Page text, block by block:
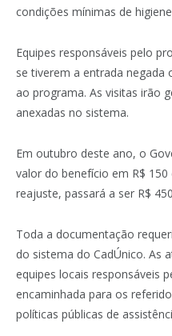
condições mínimas de
Equipes responsáveis pelo
se tiverem a entrada negada
ao programa. As visitas irão
anexadas no sistema.
Em outubro deste ano, o
valor do benefício em R$
reajuste, passará a ser R$
Toda a documentação
do sistema do CadÚnico. As
equipes locais responsáveis
encaminhada para os
políticas públicas de